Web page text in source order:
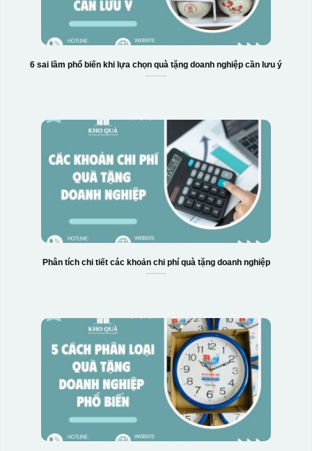
6 sai lầm phổ biến khi lựa chọn quà tặng doanh nghiệp cần lưu ý
Phân tích chi tiết các khoản chi phí quà tặng doanh nghiệp